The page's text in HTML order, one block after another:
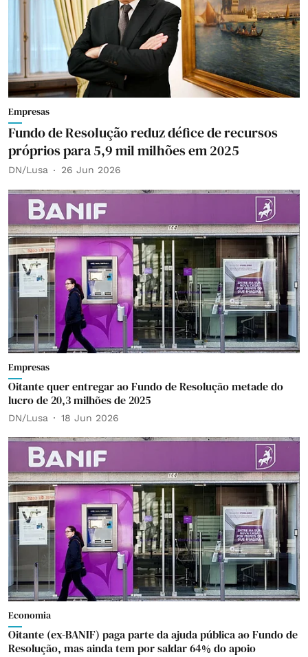
Empresas
Fundo de Resolução reduz défice de recursos
próprios para 5,9 mil milhões em 2025
DN/Lusa 26 Jun 2026
Empresas
Oitante quer entregar ao Fundo de Resolução metade do
lucro de 20,3 milhões de 2025
DN/Lusa 18 Jun 2026
Economia
Oitante (ex-BANIF) paga parte da ajuda pública ao Fundo de
Resolução, mas ainda tem por saldar 64% do apoio